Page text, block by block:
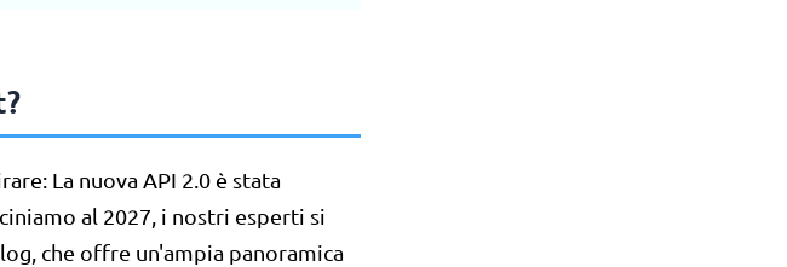
La nuova API 2.0 è stata
al 2027, i nostri esperti si
che offre un'ampia panoramica